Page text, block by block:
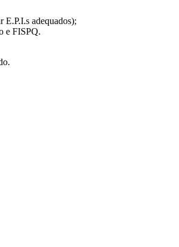
E.P.I.s adequados);
e FISPQ.